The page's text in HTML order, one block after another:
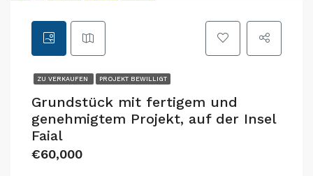
ZU VERKAUFEN PROJEKT BEWILLIGT
Grundstück mit fertigem und
genehmigtem Projekt, auf der Insel
Faial
€60,000